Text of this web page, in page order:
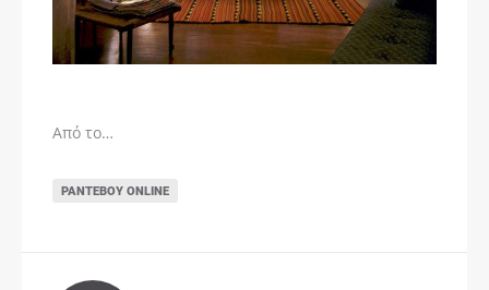
Από το…
ΡΑΝΤΕΒΟΎ ONLINE